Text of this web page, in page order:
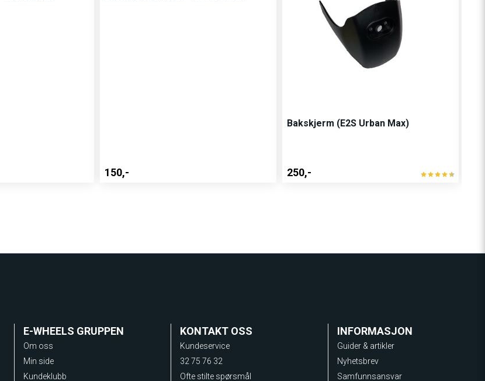
150,-
Bakskjerm (E2S Urban Max)
250,-
E-WHEELS GRUPPEN
Om oss
Min side
Kundeklubb
KONTAKT OSS
Kundeservice
32 75 76 32
Ofte stilte spørsmål
INFORMASJON
Guider & artikler
Nyhetsbrev
Samfunnsansvar